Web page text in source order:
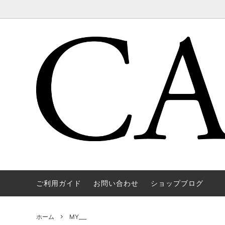
WAREHOUSE & CO. OOE
OUTER TOPS
ご利用ガイド お問い合わせ ショップブログ
ホーム
MY___